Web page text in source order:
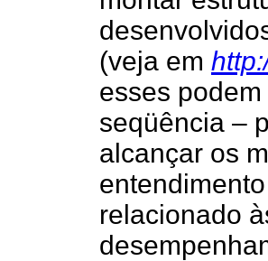
(veja em
esses
seqüência –
alcançar os
relacionado